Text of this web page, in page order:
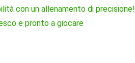
con un allenamento di precisione!
e pronto a giocare